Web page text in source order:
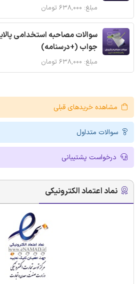
مبلغ: ۶۳۸,۰۰۰ تومان
سوالات مصاحبه استخدامی
جواب (+درسنامه)
مبلغ: ۶۳۸,۰۰۰ تومان
مشاهده خریدهای قبلی
سوالات متداول
درخواست پشتیبانی
نماد اعتماد الکترونیکی